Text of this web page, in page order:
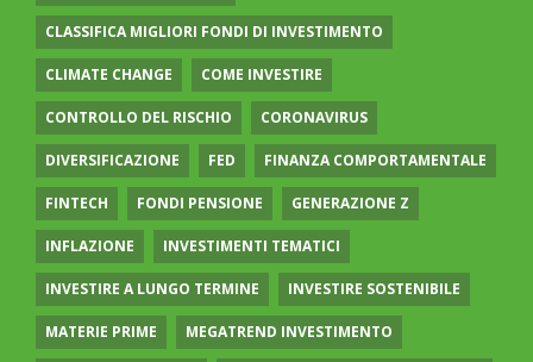
CLASSIFICA MIGLIORI FONDI DI INVESTIMENTO
CLIMATE CHANGE COME INVESTIRE
CONTROLLO DEL RISCHIO CORONAVIRUS
DIVERSIFICAZIONE FED FINANZA COMPORTAMENTALE
FINTECH FONDI PENSIONE GENERAZIONE Z
INFLAZIONE INVESTIMENTI TEMATICI
INVESTIRE A LUNGO TERMINE INVESTIRE SOSTENIBILE
MATERIE PRIME MEGATREND INVESTIMENTO